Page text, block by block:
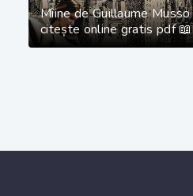
Mîine de Guillaume Musso
citește online gratis pdf 📖